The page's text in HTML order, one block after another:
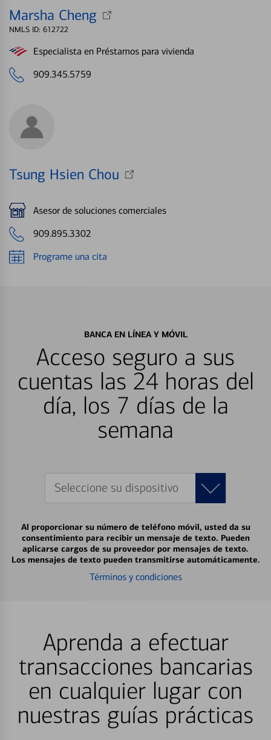
Marsha Cheng
NMLS ID: 612722
Especialista en Préstamos para vivienda
909.345.5759
Tsung Hsien Chou
Asesor de soluciones comerciales
909.895.3302
Programe una cita
BANCA EN LÍNEA Y MÓVIL
Acceso seguro a sus
cuentas las 24 horas del
día, los 7 días de la
semana
Seleccione su dispositivo
Al proporcionar su número de teléfono móvil, usted da su
consentimiento para recibir un mensaje de texto. Pueden
aplicarse cargos de su proveedor por mensajes de texto.
Los mensajes de texto pueden transmitirse automáticamente.
Términos y condiciones
Aprenda a efectuar
transacciones bancarias
en cualquier lugar con
nuestras guías prácticas